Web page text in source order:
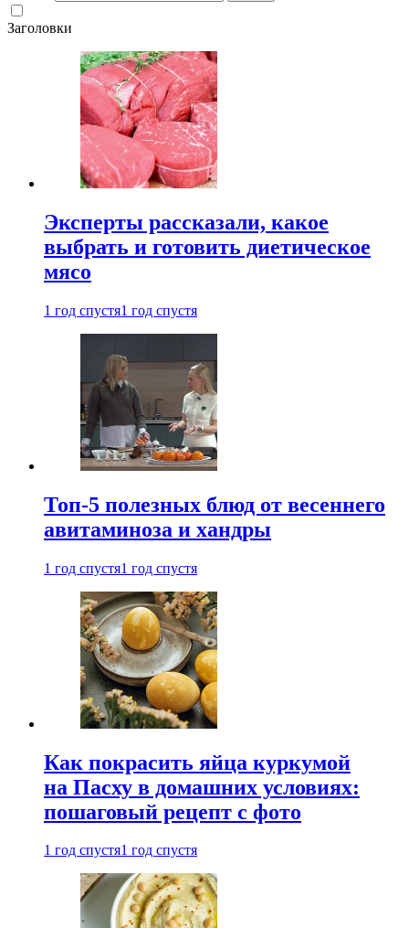
Заголовки
Эксперты рассказали, какое
выбрать и готовить диетическое
мясо
1 год спустя1 год спустя
Топ-5 полезных блюд от весеннего
авитаминоза и хандры
1 год спустя1 год спустя
Как покрасить яйца куркумой
на Пасху в домашних условиях:
пошаговый рецепт с фото
1 год спустя1 год спустя